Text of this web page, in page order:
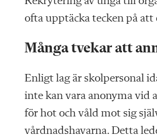
ofta upptäcka tecken på
Många tvekar att
Enligt lag är skolpersonal
inte kan vara anonyma vid
för hot och våld mot sig
vårdnadshavarna. Detta